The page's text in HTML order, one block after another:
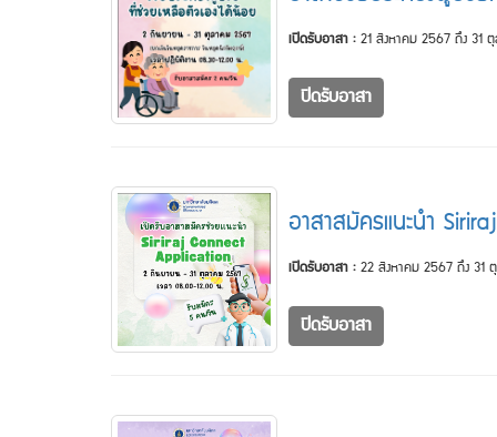
เปิดรับอาสา :21 สิงหาคม 2567 ถึง 31
ปิดรับอาสา
อาสาสมัครแนะนำ
เปิดรับอาสา :22 สิงหาคม 2567 ถึง 31
ปิดรับอาสา